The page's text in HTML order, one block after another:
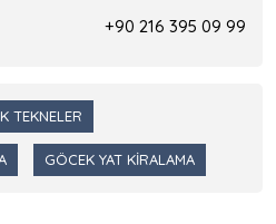
+90 216 395 09 99
TEKNELER
GÖCEK YAT KIRALAMA